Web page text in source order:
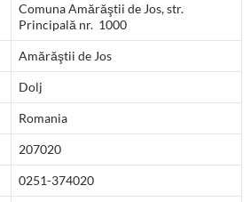
Comuna Amărăştii de Jos, str.
Principală nr. 1000
Amărăştii de Jos
Dolj
Romania
207020
0251-374020